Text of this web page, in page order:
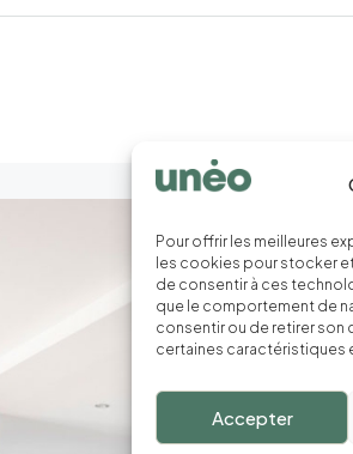
Pour offrir les meilleures
les cookies pour stocker
de consentir à ces
que le comportement de
consentir ou de retirer son
certaines caractéristiques
Accepter